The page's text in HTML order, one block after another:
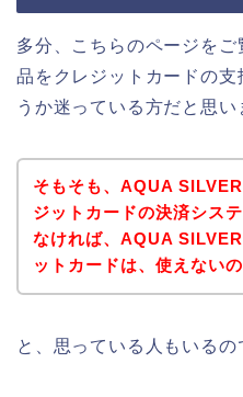
多分、こちらのページを
品をクレジットカードの
うか迷っている方だと思い
そもそも、AQUA
ジットカードの決済シス
なければ、AQUA
ットカードは、使えない
と、思っている人もいるの